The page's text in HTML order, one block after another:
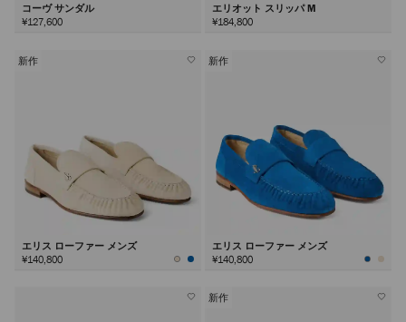
コーヴ サンダル
¥127,600
エリオット スリッパ M
¥184,800
新作
エリス ローファー メンズ
¥140,800
新作
エリス ローファー メンズ
¥140,800
新作